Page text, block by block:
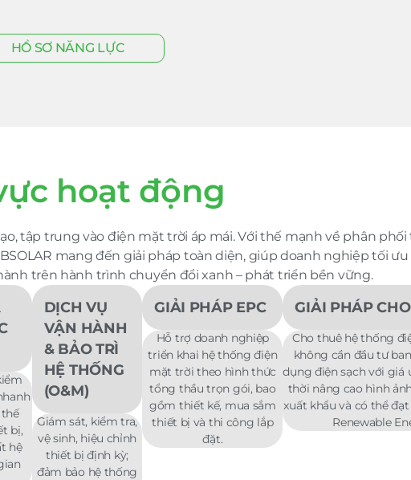
HỒ SƠ NĂNG LỰC
hoạt động
tập trung vào điện mặt trời áp mái. Với thế mạnh về phân
mang đến giải pháp toàn diện, giúp doanh nghiệp tối
trên hành trình chuyển đổi xanh – phát triển bền vững.
bị,
hệ
DỊCH VỤ
VẬN HÀNH
& BẢO TRÌ
HỆ THỐNG
(O&M)
Giám sát, kiểm tra,
vệ sinh, hiệu chỉnh
thiết bị định kỳ;
đảm bảo hệ thống
GIẢI PHÁP EPC
Hỗ trợ doanh nghiệp
triển khai hệ thống điện
mặt trời theo hình thức
tổng thầu trọn gói, bao
gồm thiết kế, mua sắm
thiết bị và thi công lắp
đặt.
GIẢI PHÁP
Cho thuê hệ thống
không cần đầu tư
dụng điện sạch với giá
thời nâng cao hình
xuất khẩu và có thể
Renewable